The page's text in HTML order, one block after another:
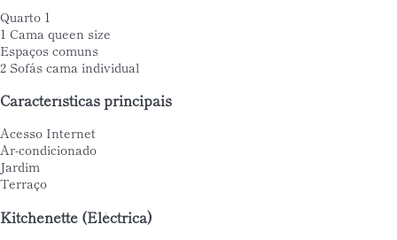
Quarto 1
1 Cama queen size
Espaços comuns
2 Sofás cama individual
Características principais
Acesso Internet
Ar-condicionado
Jardim
Terraço
Kitchenette (Eléctrica)